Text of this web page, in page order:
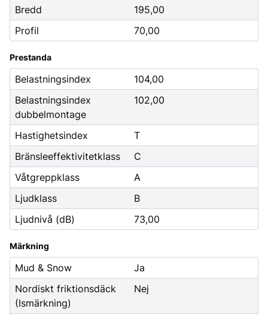
Bredd
195,00
Profil
70,00
Prestanda
Belastningsindex
104,00
Belastningsindex
dubbelmontage
102,00
Hastighetsindex
T
Bränsleeffektivitetklass
C
Våtgreppklass
A
Ljudklass
B
Ljudnivå (dB)
73,00
Märkning
Mud & Snow
Ja
Nordiskt friktionsdäck
(Ismärkning)
Nej